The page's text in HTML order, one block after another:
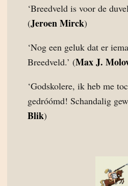
‘Breedveld is voor de
(Jeroen Mirck)
‘Nog een geluk dat er
Breedveld.’ (Max J.
‘Godskolere, ik heb me
gedróómd! Schandalig
Blik)